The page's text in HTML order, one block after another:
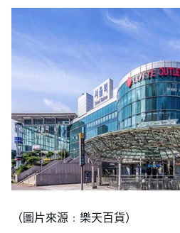
（圖片來源﹕樂天百貨）